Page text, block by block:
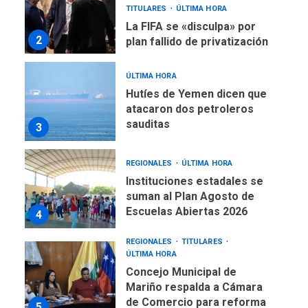
2
TITULARES
ÚLTIMA HORA
La FIFA se «disculpa» por
plan fallido de privatización
3
ÚLTIMA HORA
Hutíes de Yemen dicen que
atacaron dos petroleros
sauditas
4
REGIONALES ÚLTIMA HORA
Instituciones estadales se
suman al Plan Agosto de
Escuelas Abiertas 2026
REGIONALES
TITULARES
ÚLTIMA HORA
Concejo Municipal de
Mariño respalda a Cámara
de Comercio para reforma